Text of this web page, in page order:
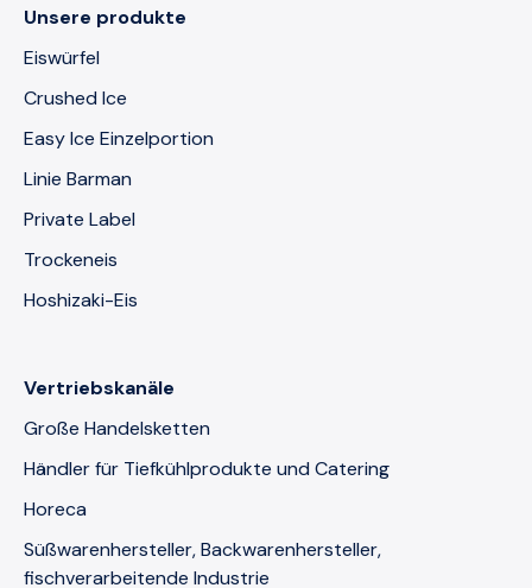
Unsere produkte
Eiswürfel
Crushed Ice
Easy Ice Einzelportion
Linie Barman
Private Label
Trockeneis
Hoshizaki-Eis
Vertriebskanäle
Große Handelsketten
Händler für Tiefkühlprodukte und Catering
Horeca
Süßwarenhersteller, Backwarenhersteller,
fischverarbeitende Industrie